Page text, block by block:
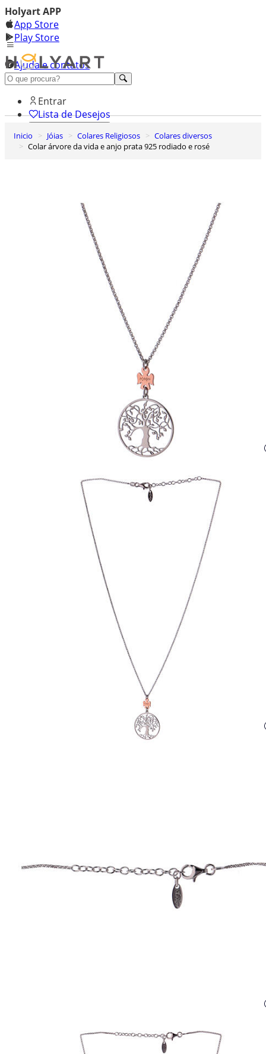
Holyart APP
App Store
Play Store
Ajuda e contatos
Conheça premium
Entrar
Lista de Desejos
0
Carrinho de Compras
Inicio Jóias Colares Religiosos
Colares diversos
Colar árvore da vida e anjo prata 925 rodiado e rosé